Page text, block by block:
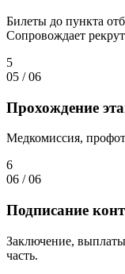
Билеты до пункта
Сопровождает
5
05 /06
Прохождение
Медкомиссия,
6
06 /06
Подписание
Заключение,
часть.